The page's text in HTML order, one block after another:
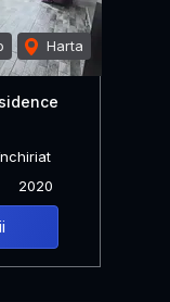
Harta
2020